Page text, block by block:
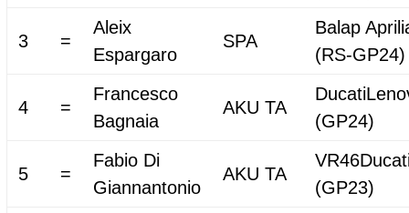
3 =
Aleix
Espargaro
SPA
Balap
(RS-GP24)
4 =
Francesco
Bagnaia
AKU TA
(GP24)
5 =
Fabio Di
Giannantonio
AKU TA
(GP23)